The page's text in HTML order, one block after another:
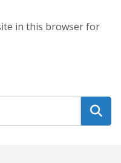
in this browser for